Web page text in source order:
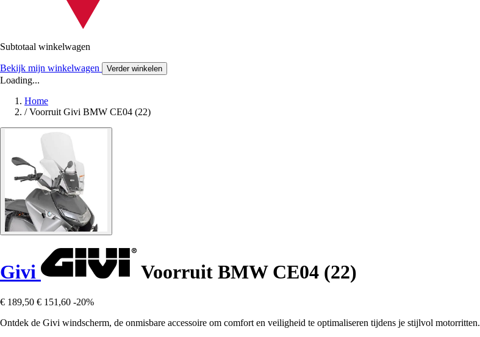
Subtotaal winkelwagen
Bekijk mijn winkelwagen Verder winkelen
Loading...
Home
/ Voorruit Givi BMW CE04 (22)
Givi Voorruit BMW CE04 (22)
€ 189,50 € 151,60 -20%
Ontdek de Givi windscherm, de onmisbare accessoire om comfort en veiligheid te optimaliseren tijdens je stijlvol motorritten.